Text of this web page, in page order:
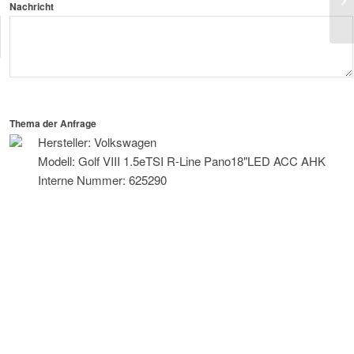
Nachricht
Thema der Anfrage
Hersteller: Volkswagen
Modell: Golf VIII 1.5eTSI R-Line Pano18"LED ACC AHK
Interne Nummer: 625290